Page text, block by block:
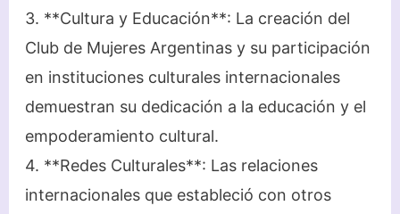
3. **Cultura y Educación**: La creación del
Club de Mujeres Argentinas y su participación
en instituciones culturales internacionales
demuestran su dedicación a la educación y el
empoderamiento cultural.
4. **Redes Culturales**: Las relaciones
internacionales que estableció con otros